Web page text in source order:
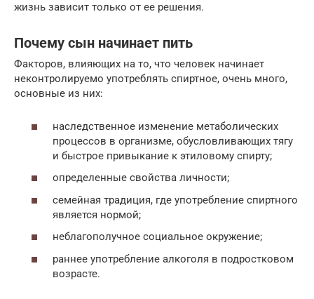
жизнь зависит только от ее решения.
Почему сын начинает пить
Факторов, влияющих на то, что человек начинает
неконтролируемо употреблять спиртное, очень много,
основные из них:
наследственное изменение метаболических
процессов в организме, обусловливающих тягу
и быстрое привыкание к этиловому спирту;
определенные свойства личности;
семейная традиция, где употребление спиртного
является нормой;
неблагополучное социальное окружение;
раннее употребление алкоголя в подростковом
возрасте.